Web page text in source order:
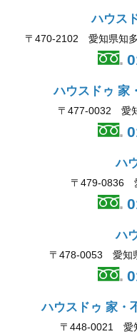
ハウス
〒470-2102 愛知県知
ハウスドゥ 家
〒477-0032 愛
ハ
〒479-0836
ハ
〒478-0053 愛知
ハウスドゥ 家・
〒448-0021 愛